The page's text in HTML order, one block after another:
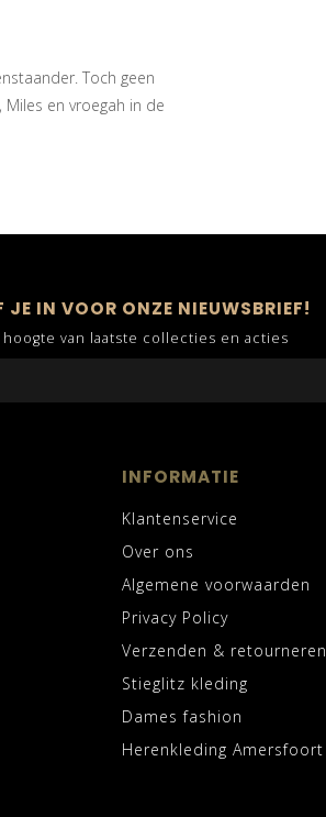
Toch geen
en vroegah in de
IN VOOR ONZE NIEUWSBRIEF!
van laatste collecties en acties
INFORMATIE
Klantenservice
Over ons
Algemene voorwaarden
Privacy Policy
Verzenden & retourneren
Stieglitz kleding
Dames fashion
Herenkleding Amersfoort